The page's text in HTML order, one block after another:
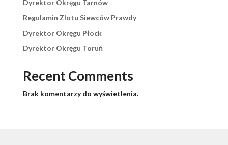
Dyrektor Okręgu Tarnów
Regulamin Zlotu Siewców Prawdy
Dyrektor Okręgu Płock
Dyrektor Okręgu Toruń
Recent Comments
Brak komentarzy do wyświetlenia.